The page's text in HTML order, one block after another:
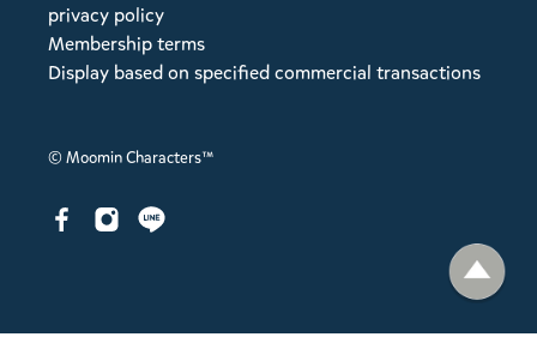
privacy policy
Membership terms
Display based on specified commercial transactions
© Moomin Characters™